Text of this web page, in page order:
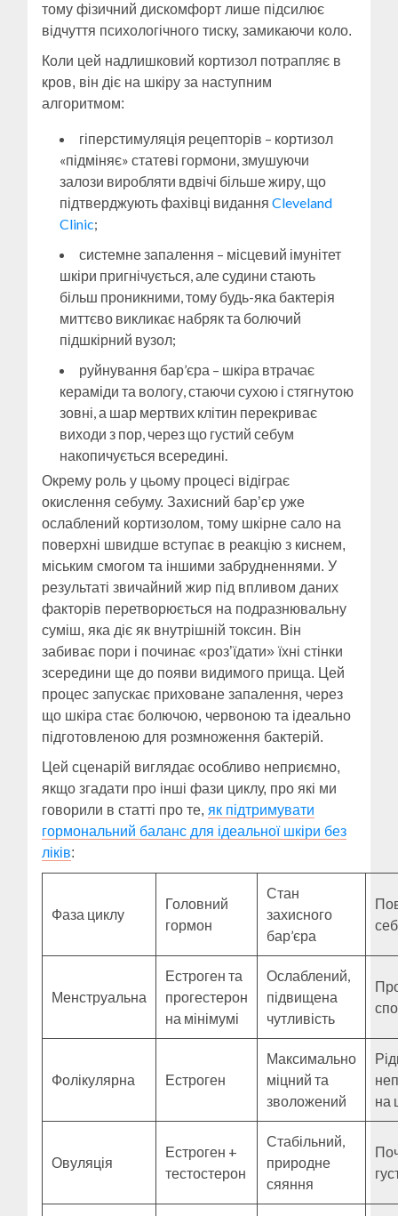
тому фізичний дискомфорт лише підсилює
відчуття психологічного тиску, замикаючи коло.
Коли цей надлишковий кортизол потрапляє в
кров, він діє на шкіру за наступним
алгоритмом:
гіперстимуляція рецепторів – кортизол
«підміняє» статеві гормони, змушуючи
залози виробляти вдвічі більше жиру, що
підтверджують фахівці виданняCleveland
Clinic;
системне запалення – місцевий імунітет
шкіри пригнічується, але судини стають
більш проникними, тому будь-яка бактерія
миттєво викликає набряк та болючий
підшкірний вузол;
руйнування бар’єра – шкіра втрачає
кераміди та вологу, стаючи сухою і стягнутою
зовні, а шар мертвих клітин перекриває
виходи з пор, через що густий себум
накопичується всередині.
Окрему роль у цьому процесі відіграє
окислення себуму. Захисний бар’єр уже
ослаблений кортизолом, тому шкірне сало на
поверхні швидше вступає в реакцію з киснем,
міським смогом та іншими забрудненнями. У
результаті звичайний жир під впливом даних
факторів перетворюється на подразнювальну
суміш, яка діє як внутрішній токсин. Він
забиває пори і починає «роз’їдати» їхні стінки
зсередини ще до появи видимого прища. Цей
процес запускає приховане запалення, через
що шкіра стає болючою, червоною та ідеально
підготовленою для розмноження бактерій.
Цей сценарій виглядає особливо неприємно,
якщо згадати про інші фази циклу, про які ми
говорили в статті про те, як підтримувати
гормональний баланс для ідеальної шкіри без
ліків:
Фаза циклу
Головний
гормон
Стан
захисного
бар’єра
Менструальна
Естроген та
прогестерон
на мінімумі
Ослаблений,
підвищена
чутливість
Фолікулярна Естроген
Максимально
міцний та
зволожений
на
Овуляція
Естроген +
тестостерон
Стабільний,
природне
сяяння